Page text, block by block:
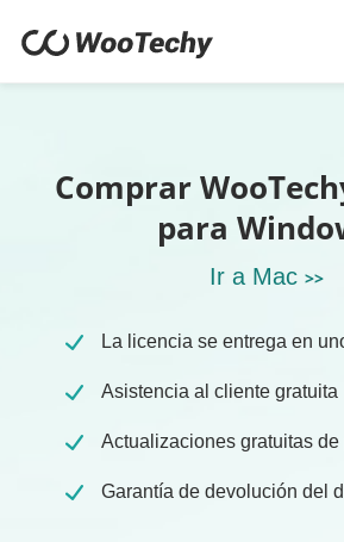
Comprar
para
Ir a Mac >>
La licencia se entrega en
Asistencia al cliente gratuita
Actualizaciones gratuitas de
Garantía de devolución del